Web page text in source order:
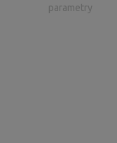
parametry